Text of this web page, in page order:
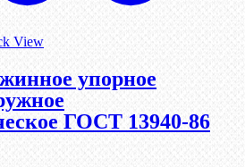
View
упорное
ГОСТ 13940-86